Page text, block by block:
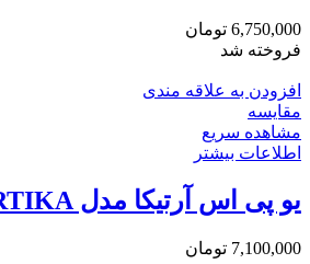
6,750,000 تومان
فروخته شد
افزودن به علاقه مندی
مقایسه
مشاهده سریع
اطلاعات بیشتر
یو پی اس آرتیکا مدل ARTIKA
7,100,000 تومان